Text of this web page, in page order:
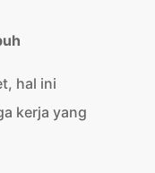
hal ini
kerja yang